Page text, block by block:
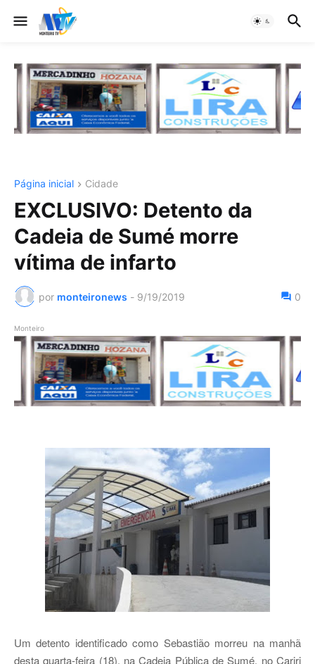
Página inicial Cidade
EXCLUSIVO: Detento da
Cadeia de Sumé morre
vítima de infarto
por monteironews - 9/19/2019 0
Monteiro
Um detento identificado como Sebastião morreu na manhã
desta quarta-feira (18), na Cadeia Pública de Sumé, no Cariri